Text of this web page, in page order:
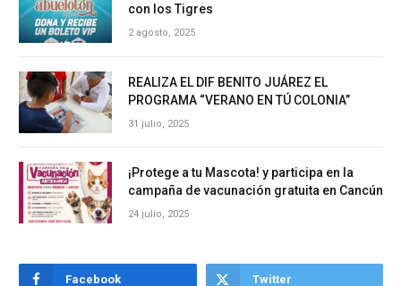
con los Tigres
2 agosto, 2025
REALIZA EL DIF BENITO JUÁREZ EL
PROGRAMA “VERANO EN TÚ COLONIA”
31 julio, 2025
¡Protege a tu Mascota! y participa en la
campaña de vacunación gratuita en Cancún
24 julio, 2025
Facebook Twitter